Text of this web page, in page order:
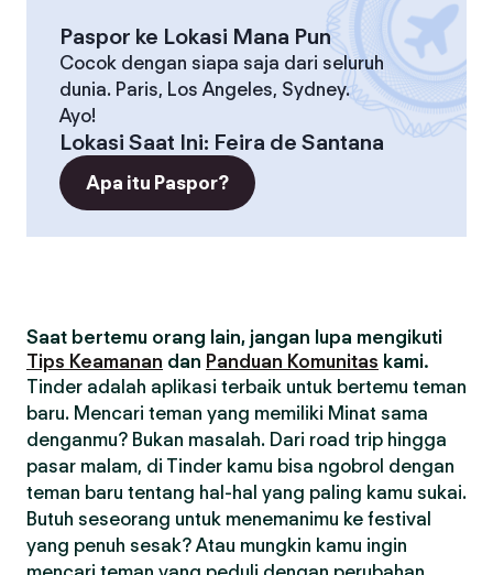
Paspor ke Lokasi Mana Pun
Cocok dengan siapa saja dari seluruh
dunia. Paris, Los Angeles, Sydney.
Ayo!
Lokasi Saat Ini: Feira de Santana
Apa itu Paspor?
Saat bertemu orang lain, jangan lupa mengikuti
Tips Keamanan dan Panduan Komunitas kami.
Tinder adalah aplikasi terbaik untuk bertemu teman
baru. Mencari teman yang memiliki Minat sama
denganmu? Bukan masalah. Dari road trip hingga
pasar malam, di Tinder kamu bisa ngobrol dengan
teman baru tentang hal-hal yang paling kamu sukai.
Butuh seseorang untuk menemanimu ke festival
yang penuh sesak? Atau mungkin kamu ingin